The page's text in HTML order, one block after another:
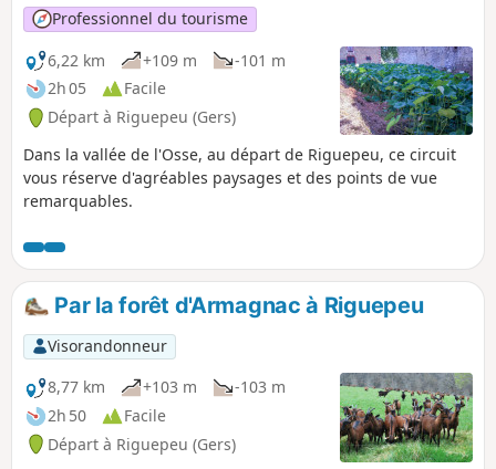
Professionnel du tourisme
6,22 km
+109 m
-101 m
2h 05
Facile
Départ à Riguepeu (Gers)
Dans la vallée de l'Osse, au départ de Riguepeu, ce circuit
vous réserve d'agréables paysages et des points de vue
remarquables.
Par la forêt d'Armagnac à Riguepeu
Visorandonneur
8,77 km
+103 m
-103 m
2h 50
Facile
Départ à Riguepeu (Gers)